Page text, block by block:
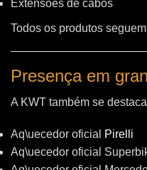
Extensões de cabos
Todos os produtos
Presença em
A KWT também se
Aq\uecedor oficial
Pirelli
Aq\uecedor oficial